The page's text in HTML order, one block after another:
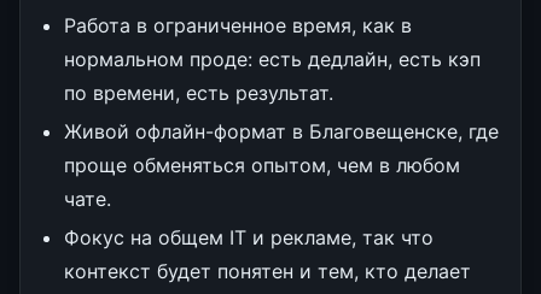
Работа в ограниченное время, как в
нормальном проде: есть дедлайн, есть кэп
по времени, есть результат.
Живой офлайн-формат в Благовещенске, где
проще обменяться опытом, чем в любом
чате.
Фокус на общем IT и рекламе, так что
контекст будет понятен и тем, кто делает